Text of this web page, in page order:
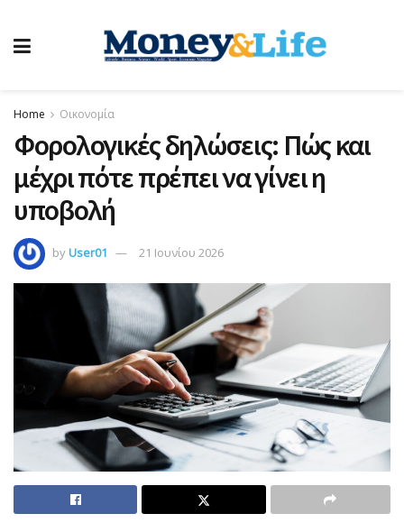
Home Οικονομία
Φορολογικές δηλώσεις: Πώς και
μέχρι πότε πρέπει να γίνει η
υποβολή
byUser01 21 Ιουνίου 2026